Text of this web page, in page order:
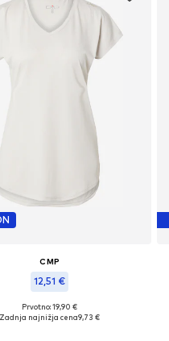
CMP
12,51 €
Razpoložljive velikosti: M
Prvotno: 19,90 €
Zadnja najnižja cena9,73 €